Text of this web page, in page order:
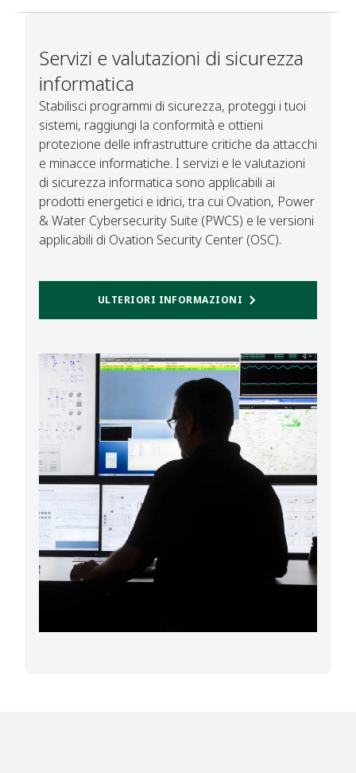
Servizi e valutazioni di sicurezza
informatica​
Stabilisci programmi di sicurezza, proteggi i tuoi
sistemi, raggiungi la conformità e ottieni
protezione delle infrastrutture critiche da attacchi
e minacce informatiche. I servizi e le valutazioni
di sicurezza informatica sono applicabili ai
prodotti energetici e idrici, tra cui Ovation, Power
& Water Cybersecurity Suite (PWCS) e le versioni
applicabili di Ovation Security Center (OSC).
ULTERIORI INFORMAZIONI